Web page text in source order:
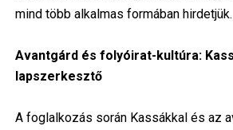
mind több alkalmas formában hirdetjük.
Avantgárd és folyóirat-kultúra:
lapszerkesztő
A foglalkozás során Kassákkal és az